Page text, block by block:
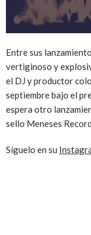
Entre sus
vertiginoso y
el DJ y productor
septiembre bajo el
espera otro
sello Meneses
Síguelo en su